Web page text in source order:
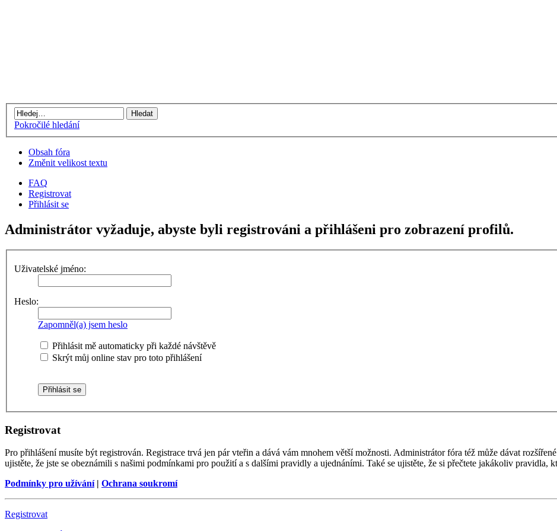
Pokročilé hledání
Obsah fóra
Změnit velikost textu
FAQ
Registrovat
Přihlásit se
Administrátor vyžaduje, abyste byli registrováni a přihlášeni pro zobrazení profilů.
Uživatelské jméno:
Heslo:
Zapomněl(a) jsem heslo
Přihlásit mě automaticky při každé návštěvě
Skrýt můj online stav pro toto přihlášení
Registrovat
Pro přihlášení musíte být registrován. Registrace trvá jen pár vteřin a dává vám mnohem větší možnosti. Administrátor fóra též může dávat
ujistěte, že jste se obeznámili s našimi podmínkami pro použití a s dalšími pravidly a ujednáními. Také se ujistěte, že si přečtete jakákoliv pravidla,
Podmínky pro užívání| Ochrana soukromí
Registrovat